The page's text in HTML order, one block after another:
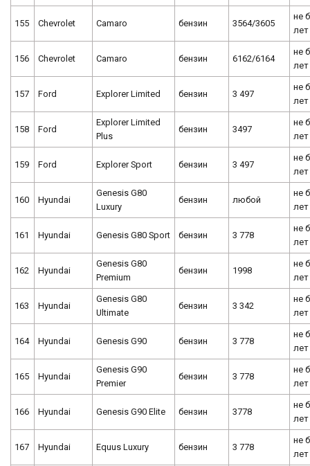
155 Chevrolet Camaro бензин 3564/3605
не
лет
156 Chevrolet Camaro бензин 6162/6164
не
лет
157 Ford Explorer Limited бензин 3 497
не
лет
158 Ford
Explorer Limited
Plus
бензин 3497
не
лет
159 Ford Explorer Sport бензин 3 497
не
лет
160 Hyundai
Genesis G80
Luxury
бензин любой
не
лет
161 Hyundai Genesis G80 Sport бензин 3 778
не
лет
162 Hyundai
Genesis G80
Premium
бензин 1998
не
лет
163 Hyundai
Genesis G80
Ultimate
бензин 3 342
не
лет
164 Hyundai Genesis G90 бензин 3 778
не
лет
165 Hyundai
Genesis G90
Premier
бензин 3 778
не
лет
166 Hyundai Genesis G90 Elite бензин 3778
не
лет
167 Hyundai Equus Luxury бензин 3 778
не
лет